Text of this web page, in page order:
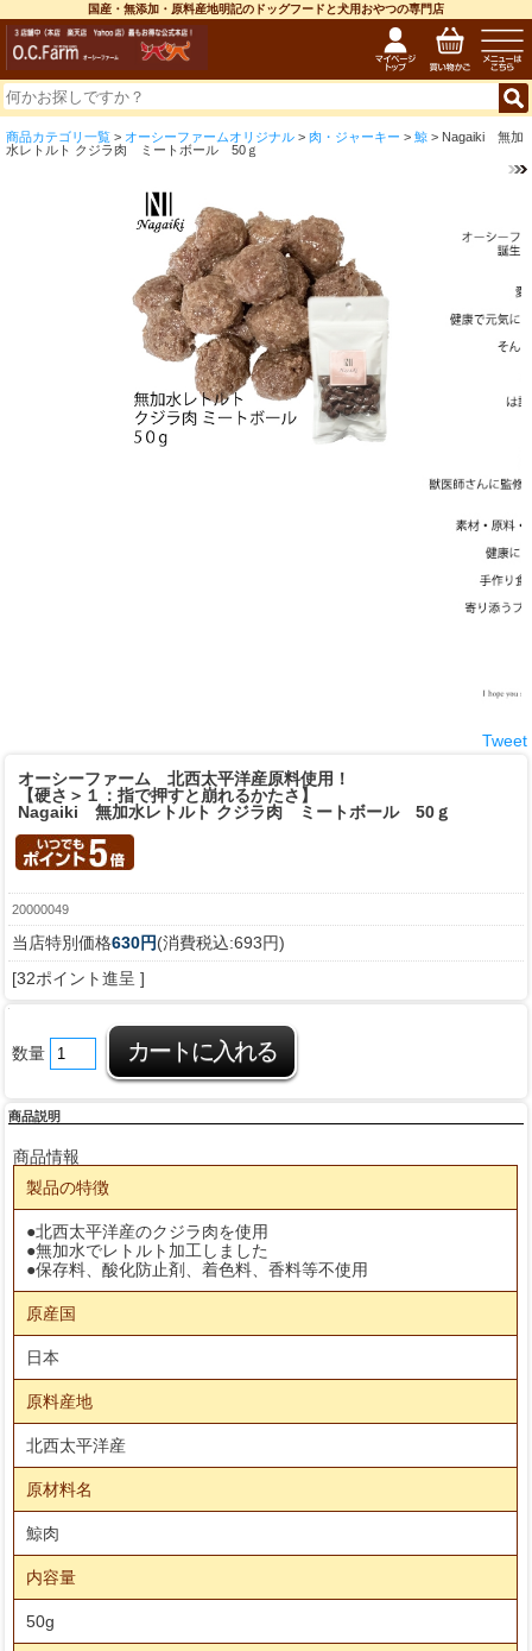
国産・無添加・原料産地明記のドッグフードと犬用おやつの専門店
商品カテゴリ一覧 > オーシーファームオリジナル > 肉・ジャーキー > 鯨 > Nagaiki 無加
水レトルト クジラ肉 ミートボール 50ｇ
Tweet
オーシーファーム 北西太平洋産原料使用！
【硬さ＞１：指で押すと崩れるかたさ】
Nagaiki 無加水レトルト クジラ肉 ミートボール 50ｇ
20000049
当店特別価格630円(消費税込:693円)
[32ポイント進呈 ]
数量
商品説明
商品情報
製品の特徴
●北西太平洋産のクジラ肉を使用
●無加水でレトルト加工しました
●保存料、酸化防止剤、着色料、香料等不使用
原産国
日本
原料産地
北西太平洋産
原材料名
鯨肉
内容量
50g